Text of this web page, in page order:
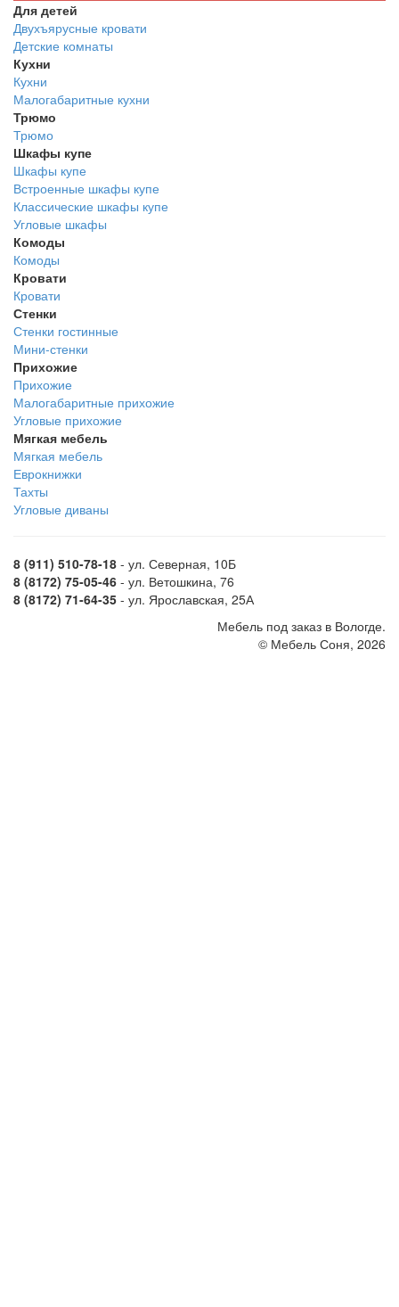
Для детей
Двухъярусные кровати
Детские комнаты
Кухни
Кухни
Малогабаритные кухни
Трюмо
Трюмо
Шкафы купе
Шкафы купе
Встроенные шкафы купе
Классические шкафы купе
Угловые шкафы
Комоды
Комоды
Кровати
Кровати
Стенки
Стенки гостинные
Мини-стенки
Прихожие
Прихожие
Малогабаритные прихожие
Угловые прихожие
Мягкая мебель
Мягкая мебель
Еврокнижки
Тахты
Угловые диваны
8 (911) 510-78-18 - ул. Северная, 10Б
8 (8172) 75-05-46 - ул. Ветошкина, 76
8 (8172) 71-64-35 - ул. Ярославская, 25А
Мебель под заказ в Вологде.
© Мебель Соня, 2026